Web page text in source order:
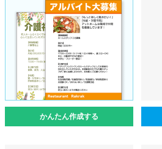
かんたん作成する